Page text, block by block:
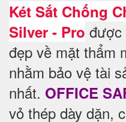
Két Sắt Chống
Silver - Pro được
đẹp về mặt thẩm
nhằm bảo vệ tài
nhất. OFFICE
vỏ thép dày dặn,